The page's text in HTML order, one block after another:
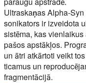
Ultraskaņas Alpha-
sonikators ir izveidota
sistēma, kas
pašos apstākļos.
un ātri atkārtoti veikt
ticamus un
fragmentācijā.